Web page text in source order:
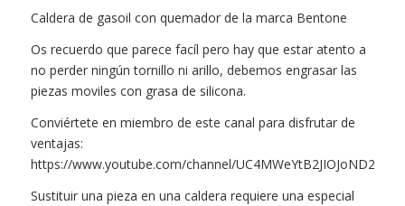
Caldera de gasoil con quemador de la marca Bentone
Os recuerdo que parece facíl pero hay que estar atento a
no perder ningún tornillo ni arillo, debemos engrasar las
piezas moviles con grasa de silicona.
Conviértete en miembro de este canal para disfrutar de
ventajas:
https://www.youtube.com/channel/
Sustituir una pieza en una caldera requiere una especial